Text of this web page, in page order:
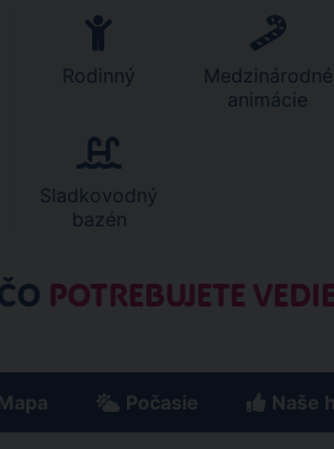
Rodinný
Medzinárodné
animácie
Sladkovodný
bazén
POTREBUJETE
Počasie Naše